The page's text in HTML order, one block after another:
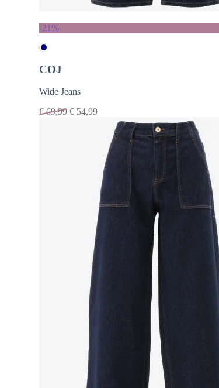
-21%
COJ
Wide Jeans
€69,99 €54,99